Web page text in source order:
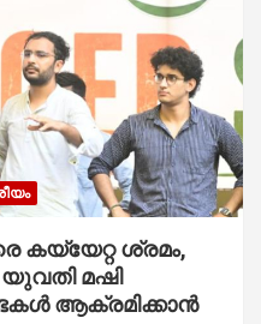
കയ്യേറ്റ ശ്രമം,
യുവതി മഷി
ആക്രമിക്കാൻ